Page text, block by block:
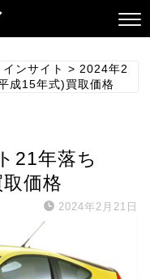
インサイト > 2024年2
成15年式)買取価格
21年落ち
価格
2024年2月21日